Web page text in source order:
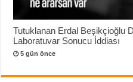
Tutuklanan Erdal Beşikçioğlu
Laboratuvar Sonucu İddiası
5 gün önce